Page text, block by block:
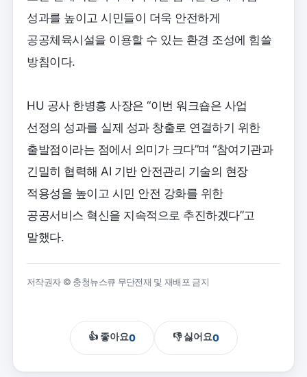
성과를 높이고 시민들이 더욱 안전하게
공공체육시설을 이용할 수 있는 환경 조성에 힘쓸
방침이다.
HU 공사 한병홍 사장은 “이번 워크숍은 사업
선정의 성과를 실제 성과 창출로 연결하기 위한
출발점이라는 점에서 의미가 크다”며 “참여기관과
긴밀히 협력해 AI 기반 안전관리 기술의 현장
적용성을 높이고 시민 안전 강화를 위한
공공서비스 혁신을 지속적으로 추진하겠다”고
말했다.
저작권자 © 충청뉴스큐 무단전재 및 재배포 금지
👍 좋아요0 👎 싫어요0